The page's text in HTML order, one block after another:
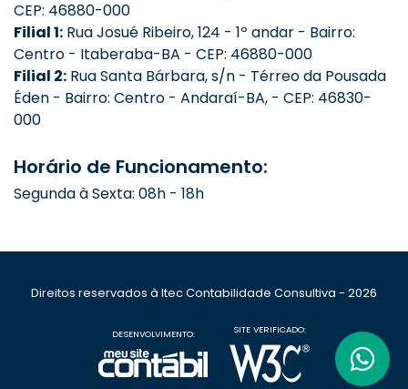
CEP: 46880-000
Filial 1: Rua Josué Ribeiro, 124 - 1º andar - Bairro:
Centro - Itaberaba-BA - CEP: 46880-000
Filial 2: Rua Santa Bárbara, s/n - Térreo da Pousada
Éden - Bairro: Centro - Andaraí-BA, - CEP: 46830-
000
Horário de Funcionamento:
Segunda à Sexta: 08h - 18h
Direitos reservados à Itec Contabilidade Consultiva - 2026
DESENVOLVIMENTO: SITE VERIFICADO: